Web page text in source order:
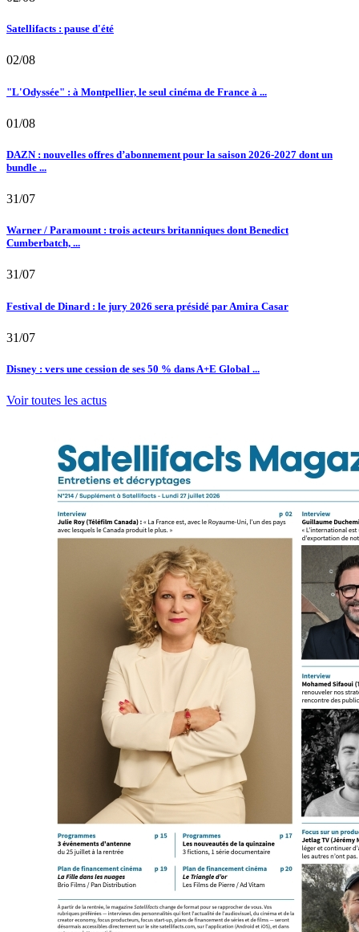
Satellifacts : pause d'été
02/08
"L'Odyssée" : à Montpellier, le seul cinéma de France à ...
01/08
DAZN : nouvelles offres d’abonnement pour la saison 2026-2027 dont un
bundle ...
31/07
Warner / Paramount : trois acteurs britanniques dont Benedict
Cumberbatch, ...
31/07
Festival de Dinard : le jury 2026 sera présidé par Amira Casar
31/07
Disney : vers une cession de ses 50 % dans A+E Global ...
Voir toutes les actus